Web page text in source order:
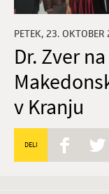
PETEK, 23. OKTOBER
Dr. Zver
v Kranju
DELI